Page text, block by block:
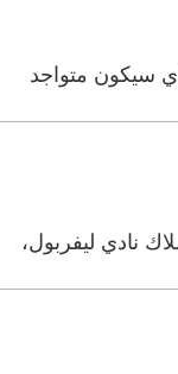
سيكون متواجد
نادي ليفربول،